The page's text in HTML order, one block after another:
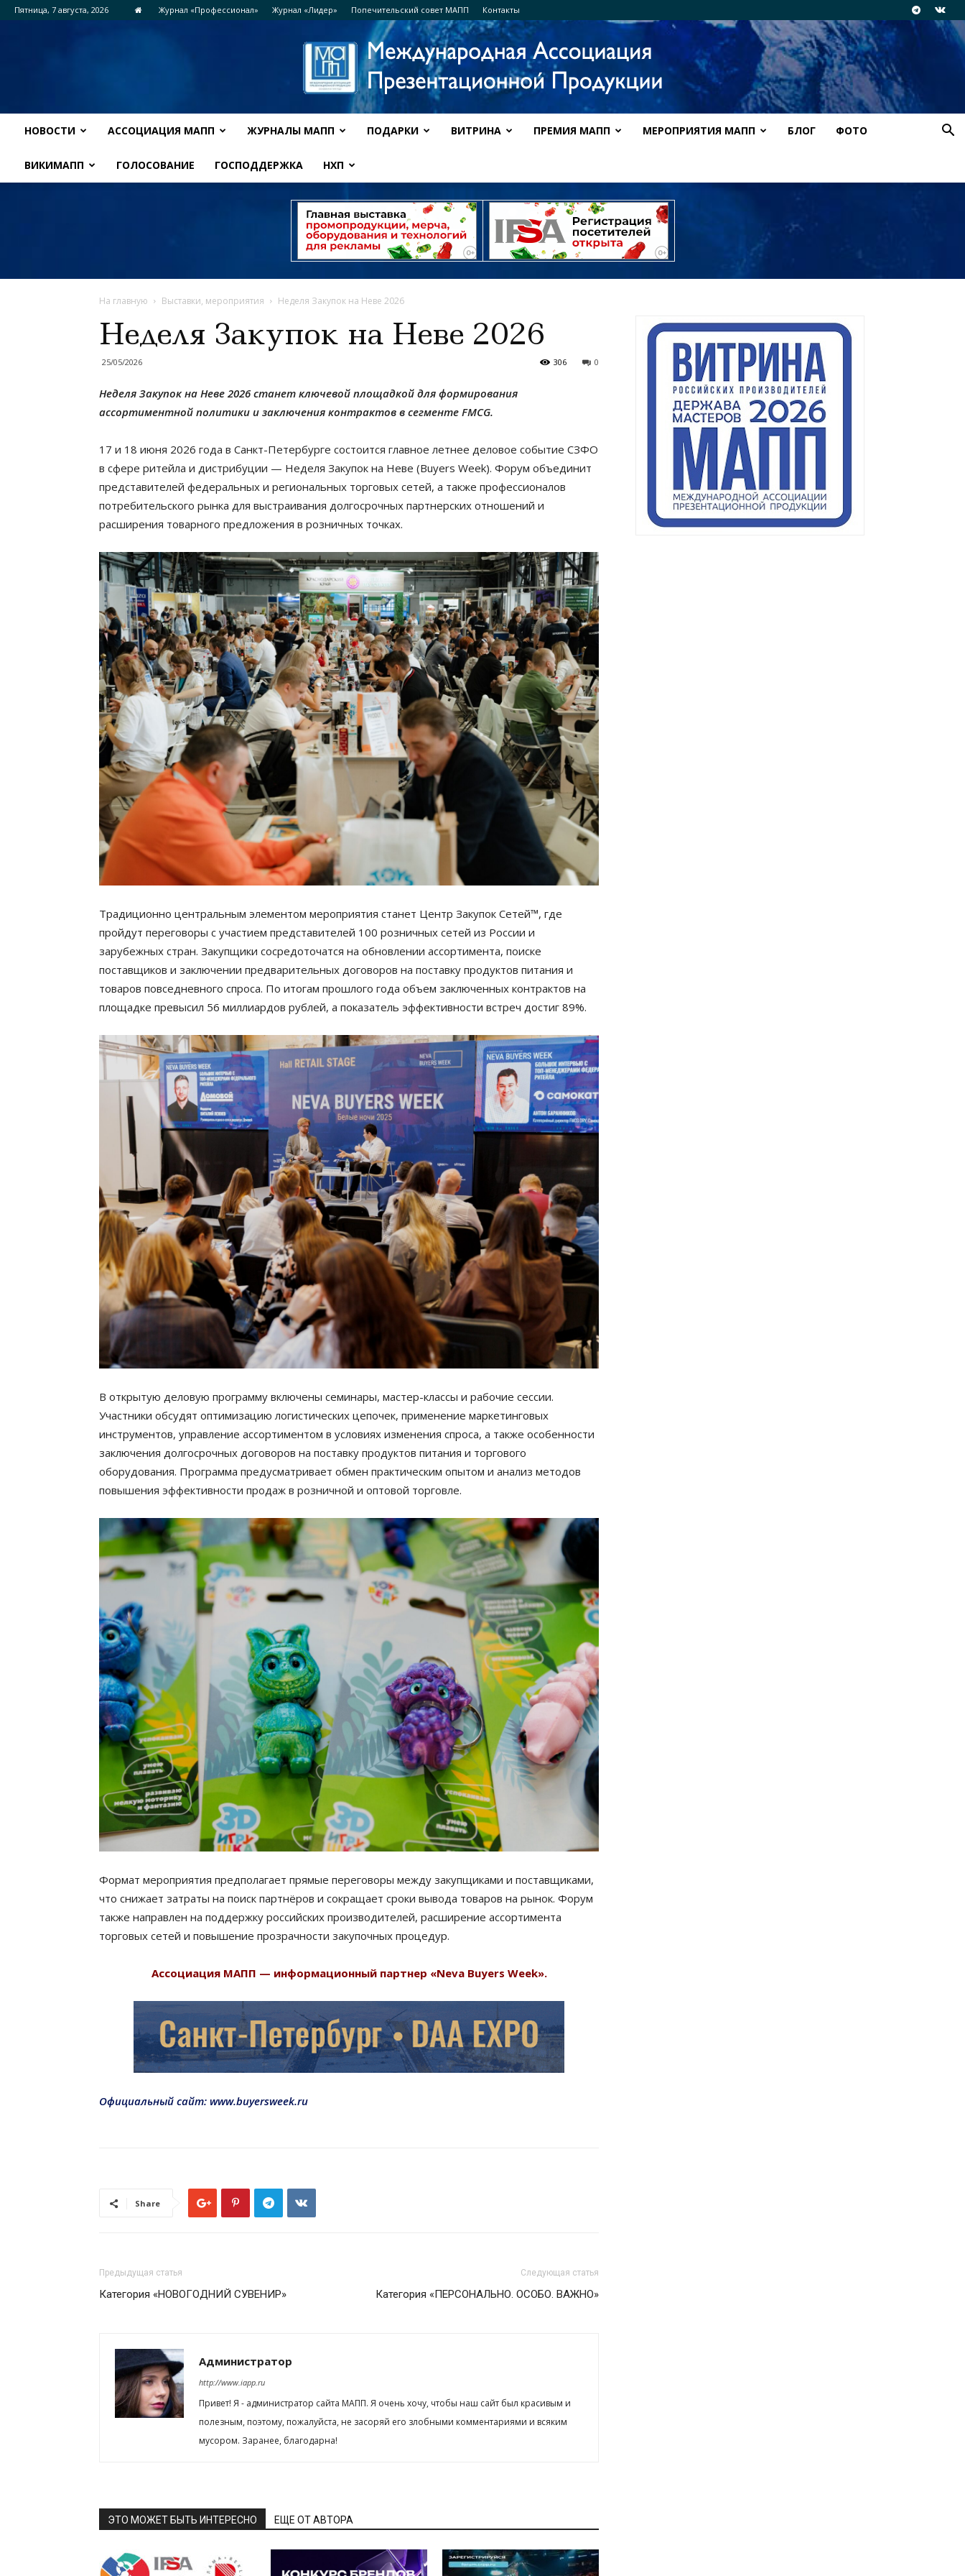
Пятница, 7 августа, 2026 Журнал «Профессионал» Журнал «Лидер» Попечительский совет МАПП Контакты
НОВОСТИ АССОЦИАЦИЯ МАПП ЖУРНАЛЫ МАПП ПОДАРКИ ВИТРИНА ПРЕМИЯ МАПП МЕРОПРИЯТИЯ МАПП БЛОГ ФОТО
ВИКИМАПП ГОЛОСОВАНИЕ ГОСПОДДЕРЖКА НХП
На главную Выставки, мероприятия Неделя Закупок на Неве 2026
Неделя Закупок на Неве 2026
25/05/2026 0
306
Неделя Закупок на Неве 2026 станет ключевой площадкой для формирования
ассортиментной политики и заключения контрактов в сегменте FMCG.
17 и 18 июня 2026 года в Санкт-Петербурге состоится главное летнее деловое событие СЗФО
в сфере ритейла и дистрибуции — Неделя Закупок на Неве (Buyers Week). Форум объединит
представителей федеральных и региональных торговых сетей, а также профессионалов
потребительского рынка для выстраивания долгосрочных партнерских отношений и
расширения товарного предложения в розничных точках.
Традиционно центральным элементом мероприятия станет Центр Закупок Сетей™, где
пройдут переговоры с участием представителей 100 розничных сетей из России и
зарубежных стран. Закупщики сосредоточатся на обновлении ассортимента, поиске
поставщиков и заключении предварительных договоров на поставку продуктов питания и
товаров повседневного спроса. По итогам прошлого года объем заключенных контрактов на
площадке превысил 56 миллиардов рублей, а показатель эффективности встреч достиг 89%.
В открытую деловую программу включены семинары, мастер-классы и рабочие сессии.
Участники обсудят оптимизацию логистических цепочек, применение маркетинговых
инструментов, управление ассортиментом в условиях изменения спроса, а также особенности
заключения долгосрочных договоров на поставку продуктов питания и торгового
оборудования. Программа предусматривает обмен практическим опытом и анализ методов
повышения эффективности продаж в розничной и оптовой торговле.
Формат мероприятия предполагает прямые переговоры между закупщиками и поставщиками,
что снижает затраты на поиск партнёров и сокращает сроки вывода товаров на рынок. Форум
также направлен на поддержку российских производителей, расширение ассортимента
торговых сетей и повышение прозрачности закупочных процедур.
Ассоциация МАПП — информационный партнер «Neva Buyers Week».
Официальный сайт: www.buyersweek.ru
Share
Предыдущая статья
Категория «НОВОГОДНИЙ СУВЕНИР»
Следующая статья
Категория «ПЕРСОНАЛЬНО. ОСОБО. ВАЖНО»
Администратор
http://www.iapp.ru
Привет! Я - администратор сайта МАПП. Я очень хочу, чтобы наш сайт был красивым и
полезным, поэтому, пожалуйста, не засоряй его злобными комментариями и всяким
мусором. Заранее, благодарна!
ЭТО МОЖЕТ БЫТЬ ИНТЕРЕСНО ЕЩЕ ОТ АВТОРА